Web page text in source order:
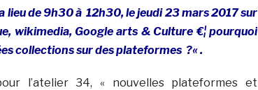
lieu de 9h30 à 12h30, le jeudi 23 mars 2017 sur
wikimedia, Google arts & Culture €¦ pourquoi
collections sur des plateformes ?« .
l’atelier 34, « nouvelles plateformes et